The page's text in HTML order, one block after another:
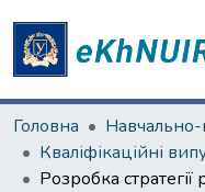
Головна